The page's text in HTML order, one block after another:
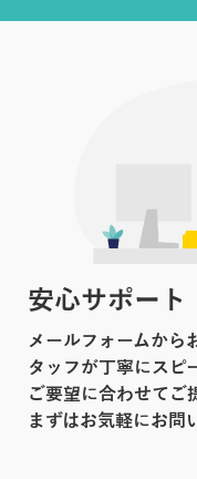
安心サポート
メールフォームから
タッフが丁寧にスピ
ご要望に合わせてご
まずはお気軽にお問